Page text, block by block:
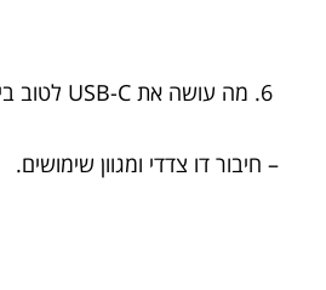
מה עושה את USB-C לטוב ביותר?
– חיבור דו צדדי ומגוון שימושים.